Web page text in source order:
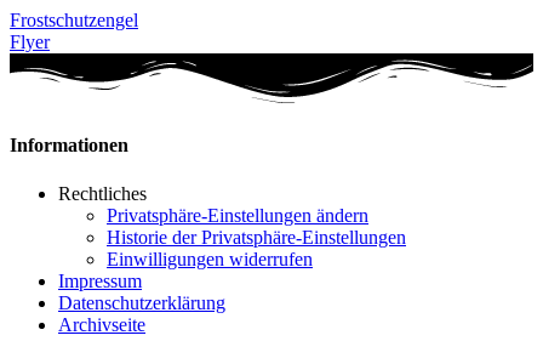
Frostschutzengel
Flyer
Informationen
Rechtliches
Privatsphäre-Einstellungen ändern
Historie der Privatsphäre-Einstellungen
Einwilligungen widerrufen
Impressum
Datenschutzerklärung
Archivseite